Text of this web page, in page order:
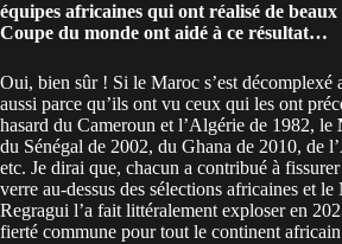
équipes africaines qui ont réalisé de
Coupe du monde ont aidé à ce résultat…
Oui, bien sûr ! Si le Maroc s’est décomplexé
aussi parce qu’ils ont vu ceux qui les ont
hasard du Cameroun et l’Algérie de 1982, le
du Sénégal de 2002, du Ghana de 2010, de
etc. Je dirai que, chacun a contribué à
verre au-dessus des sélections africaines et le
Regragui l’a fait littéralement exploser en
fierté commune pour tout le continent